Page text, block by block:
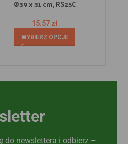
Ø39 x 31 cm, RS25C
15.57 zł
WYBIERZ OPCJE
do newslettera i odbierz –